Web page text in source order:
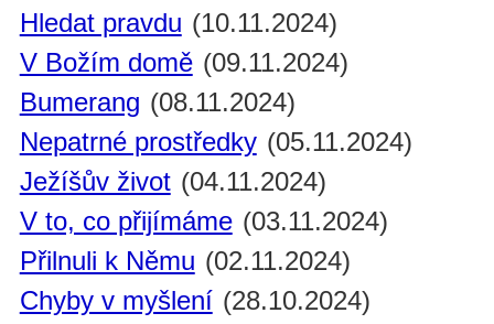
Hledat pravdu (10.11.2024)
V Božím domě (09.11.2024)
Bumerang (08.11.2024)
Nepatrné prostředky (05.11.2024)
Ježíšův život (04.11.2024)
V to, co přijímáme (03.11.2024)
Přilnuli k Němu (02.11.2024)
Chyby v myšlení (28.10.2024)